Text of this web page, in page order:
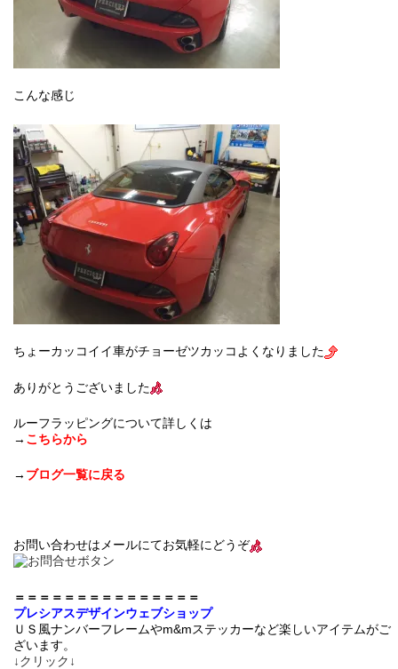
こんな感じ
ちょーカッコイイ車がチョーゼツカッコよくなりました
ありがとうございました
ルーフラッピングについて詳しくは
→ こちらから
→ ブログ一覧に戻る
お問い合わせはメールにてお気軽にどうぞ
＝＝＝＝＝＝＝＝＝＝＝＝＝＝＝
プレシアスデザインウェブショップ
ＵＳ風ナンバーフレームやm&mステッカーなど楽しいアイテムがご
ざいます。
↓クリック↓